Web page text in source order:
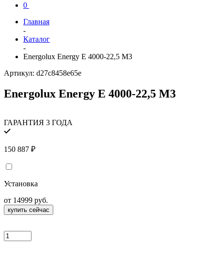
0
Главная
-
Каталог
-
Energolux Energy E 4000-22,5 M3
Артикул: d27c8458e65e
Energolux Energy E 4000-22,5 M3
ГАРАНТИЯ 3 ГОДА
150 887 ₽
Установка
от 14999 руб.
купить сейчас